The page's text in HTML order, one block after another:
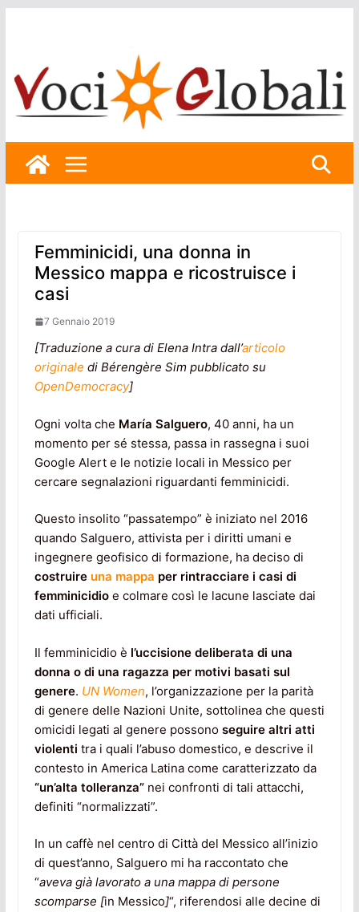
Femminicidi, una donna in
Messico mappa e ricostruisce i
casi
7 Gennaio 2019
[Traduzione a cura di Elena Intra dall’articolo
originale di Bérengère Sim pubblicato su
OpenDemocracy]
Ogni volta che María Salguero, 40 anni, ha un
momento per sé stessa, passa in rassegna i suoi
Google Alert e le notizie locali in Messico per
cercare segnalazioni riguardanti femminicidi.
Questo insolito “passatempo” è iniziato nel 2016
quando Salguero, attivista per i diritti umani e
ingegnere geofisico di formazione, ha deciso di
costruire una mappa per rintracciare i casi di
femminicidio e colmare così le lacune lasciate dai
dati ufficiali.
Il femminicidio è l’uccisione deliberata di una
donna o di una ragazza per motivi basati sul
genere. UN Women, l’organizzazione per la parità
di genere delle Nazioni Unite, sottolinea che questi
omicidi legati al genere possono seguire altri atti
violenti tra i quali l’abuso domestico, e descrive il
contesto in America Latina come caratterizzato da
“un’alta tolleranza”nei confronti di tali attacchi,
definiti “normalizzati”.
In un caffè nel centro di Città del Messico all’inizio
di quest’anno, Salguero mi ha raccontato che
“aveva già lavorato a una mappa di persone
scomparse [in Messico]“, riferendosi alle decine di